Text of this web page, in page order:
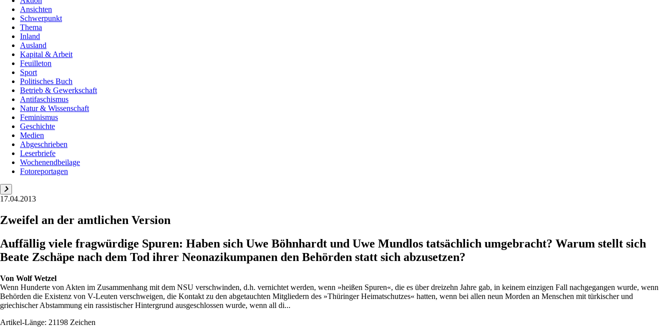
Ansichten
Schwerpunkt
Thema
Inland
Ausland
Kapital & Arbeit
Feuilleton
Sport
Politisches Buch
Betrieb & Gewerkschaft
Antifaschismus
Natur & Wissenschaft
Feminismus
Geschichte
Medien
Abgeschrieben
Leserbriefe
Wochenendbeilage
Fotoreportagen
17.04.2013
Zweifel an der amtlichen Version
Auffällig viele fragwürdige Spuren: Haben sich Uwe Böhnhardt und Uwe Mundlos tatsächlich umgebracht? Warum stellt sich
Beate Zschäpe nach dem Tod ihrer Neonazikumpanen den Behörden statt sich abzusetzen?
Von Wolf Wetzel
Wenn Hunderte von Akten im Zusammenhang mit dem NSU verschwinden, d.h. vernichtet werden, wenn »heißen Spuren«, die es über dreizehn Jahre gab, in keinem einzigen Fall nachgegangen wurde, wenn
Behörden die Existenz von V-Leuten verschweigen, die Kontakt zu den abgetauchten Mitgliedern des »Thüringer Heimatschutzes« hatten, wenn bei allen neun Morden an Menschen mit türkischer und
griechischer Abstammung ein rassistischer Hintergrund ausgeschlossen wurde, wenn all di...
Artikel-Länge: 21198 Zeichen